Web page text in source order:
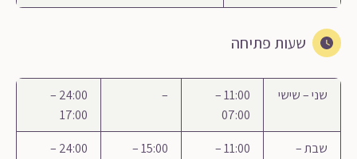
שעות פתיחה
שני – שישי
11:00 –
07:00
–
24:00 –
17:00
שבת –
11:00 –
15:00 –
24:00 –